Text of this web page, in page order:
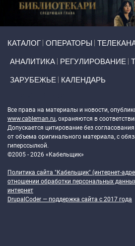
КАТАЛОГ ОПЕРАТОРЫ
АНАЛИТИКА РЕГУЛИРОВАНИЕ
ЗАРУБЕЖЬЕ КАЛЕНДАРЬ
Все права на материалы и новости,
www.cableman.ru, охраняются в
Допускается цитирование без
от объема оригинального материала, с
гиперссылкой.
©2005 - 2026 «Кабельщик»
Политика сайта "Кабельщик" (интернет-
отношении обработки персональных
интернет
DrupalCoder — поддержка сайта c 2017 года